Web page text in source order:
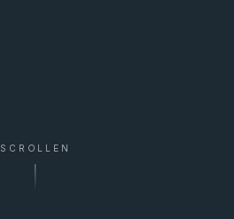
SCROLLEN